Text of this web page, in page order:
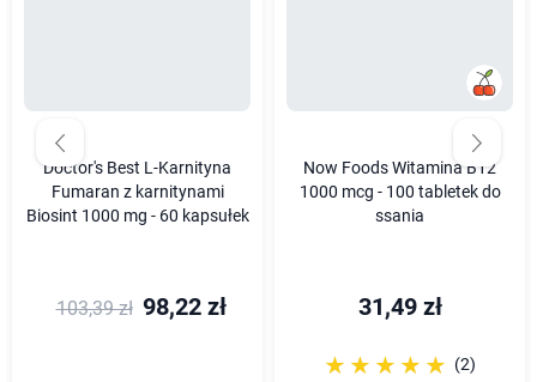
Doctor's Best L-Karnityna
Fumaran z karnitynami
Biosint 1000 mg - 60 kapsułek
103,39 zł 98,22 zł
Now Foods Witamina B12
1000 mcg - 100 tabletek do
ssania
31,49 zł
☆☆☆☆☆
★★★★★ (2)